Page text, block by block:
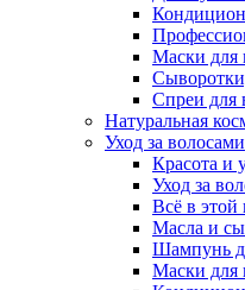
Маски для
Спреи для
Натуральная
Уход за волосами
Красота и
Уход за
Всё в этой
Масла и
Шампунь
Маски для